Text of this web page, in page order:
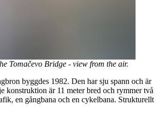
Tomačevo Bridge - view from the air.
byggdes 1982. Den har sju spann och är
konstruktion är 11 meter bred och rymmer två
en gångbana och en cykelbana. Strukturellt